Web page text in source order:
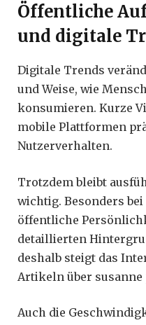
Öffentliche
und digitale
Digitale Trends
und Weise, wie
konsumieren. Kurze
mobile Plattformen
Nutzerverhalten.
Trotzdem bleibt
wichtig. Besonders
öffentliche
detaillierten
deshalb steigt das
Artikeln über
Auch die